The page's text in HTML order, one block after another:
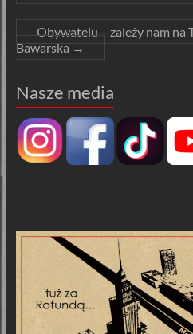
Obywatelu – zależy nam na
Bawarska→
Nasze media